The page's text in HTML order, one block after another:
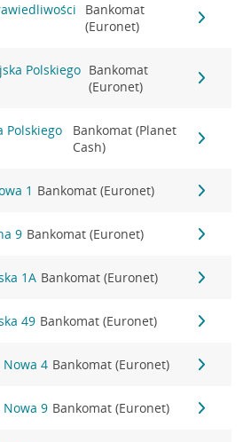
Bankomat
(Euronet)
Polskiego Bankomat
(Euronet)
Polskiego
Bankomat (Planet
Cash)
1 Bankomat (Euronet)
9 Bankomat (Euronet)
1A Bankomat (Euronet)
49 Bankomat (Euronet)
4 Bankomat (Euronet)
9 Bankomat (Euronet)